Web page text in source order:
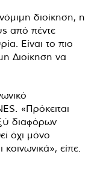
διοίκηση, η
από πέντε
Είναι το πιο
Διοίκηση να
«Πρόκειται
διαφόρων
όχι μόνο
κοινωνικά», είπε.